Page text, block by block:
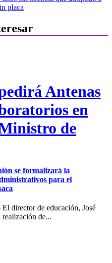
placa
Antenas
en
de
se formalizará la
para el
director de educación, José
de...